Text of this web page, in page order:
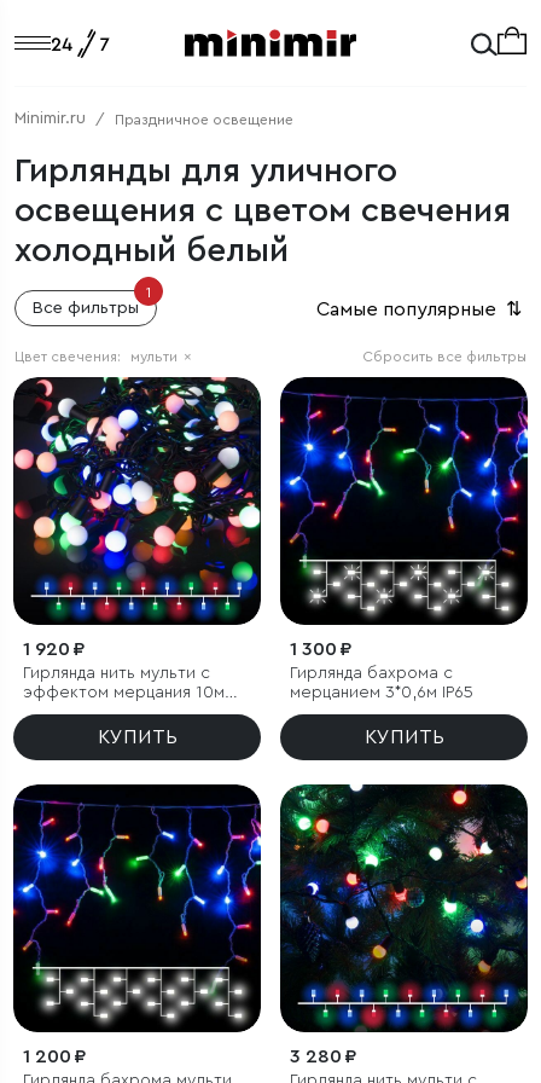
Minimir.ru Праздничное освещение
Гирлянды для уличного
освещения с цветом свечения
холодный белый
Все фильтры
1
Самые популярные ⇅
Сбросить все фильтры
Цвет свечения: мульти ×
1 920 ₽
Гирлянда нить мульти с
эффектом мерцания 10м
IP65
КУПИТЬ
1 300 ₽
Гирлянда бахрома с
мерцанием 3*0,6м IP65
КУПИТЬ
1 200 ₽ 3 280 ₽